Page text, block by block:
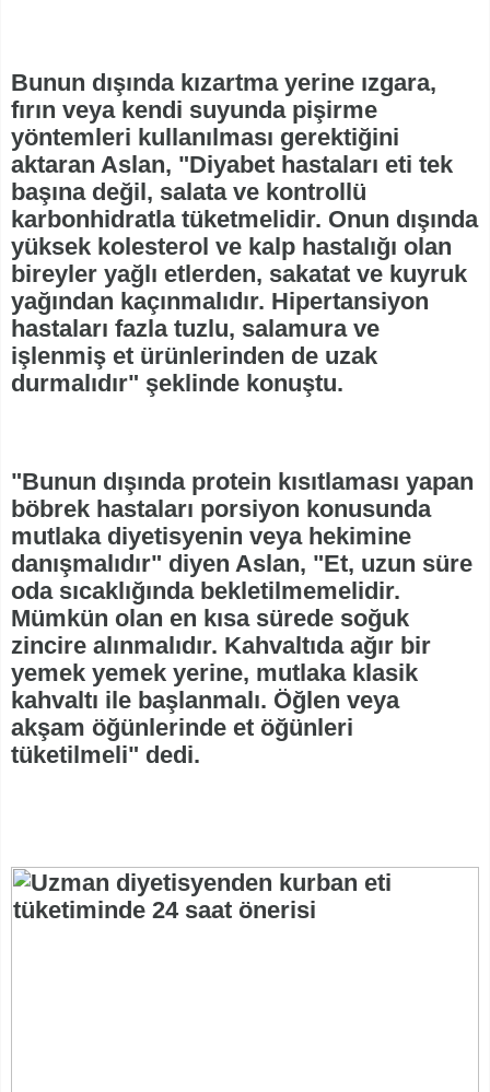
Bunun dışında kızartma yerine ızgara,
fırın veya kendi suyunda pişirme
yöntemleri kullanılması gerektiğini
aktaran Aslan, "Diyabet hastaları eti tek
başına değil, salata ve kontrollü
karbonhidratla tüketmelidir. Onun dışında
yüksek kolesterol ve kalp hastalığı olan
bireyler yağlı etlerden, sakatat ve kuyruk
yağından kaçınmalıdır. Hipertansiyon
hastaları fazla tuzlu, salamura ve
işlenmiş et ürünlerinden de uzak
durmalıdır" şeklinde konuştu.
"Bunun dışında protein kısıtlaması yapan
böbrek hastaları porsiyon konusunda
mutlaka diyetisyenin veya hekimine
danışmalıdır" diyen Aslan, "Et, uzun süre
oda sıcaklığında bekletilmemelidir.
Mümkün olan en kısa sürede soğuk
zincire alınmalıdır. Kahvaltıda ağır bir
yemek yemek yerine, mutlaka klasik
kahvaltı ile başlanmalı. Öğlen veya
akşam öğünlerinde et öğünleri
tüketilmeli" dedi.